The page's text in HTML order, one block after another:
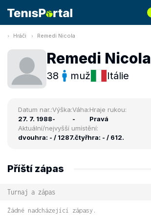
Hráči Remedi Nicola
Remedi Nicola
38 muž Itálie
Datum nar.:
27. 7. 1988
Výška:
-
Váha:
-
Hraje rukou:
Pravá
Aktuální/nejvyšší umístění:
dvouhra: - / 1287.čtyřhra: - / 612.
Příští zápas
Turnaj a zápas
Žádné nadcházející zápasy.